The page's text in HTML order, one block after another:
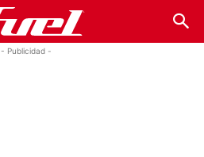
- Publicidad -